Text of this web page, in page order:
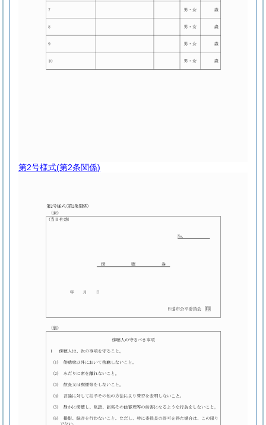
第2号様式(第2条関係)